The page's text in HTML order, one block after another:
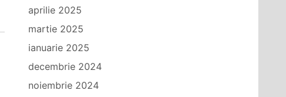
aprilie 2025
martie 2025
ianuarie 2025
decembrie 2024
noiembrie 2024